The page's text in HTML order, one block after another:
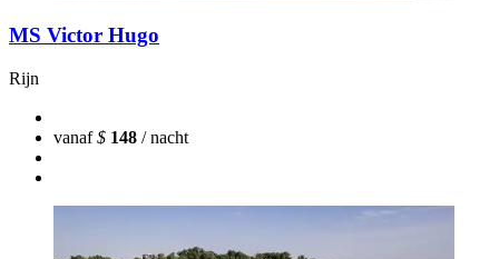
MS Victor Hugo
Rijn
vanaf$ 148 / nacht